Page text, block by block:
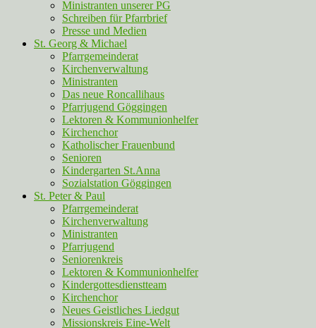
Ministranten unserer PG
Schreiben für Pfarrbrief
Presse und Medien
St. Georg & Michael
Pfarrgemeinderat
Kirchenverwaltung
Ministranten
Das neue Roncallihaus
Pfarrjugend Göggingen
Lektoren & Kommunionhelfer
Kirchenchor
Katholischer Frauenbund
Senioren
Kindergarten St.Anna
Sozialstation Göggingen
St. Peter & Paul
Pfarrgemeinderat
Kirchenverwaltung
Ministranten
Pfarrjugend
Seniorenkreis
Lektoren & Kommunionhelfer
Kindergottesdienstteam
Kirchenchor
Neues Geistliches Liedgut
Missionskreis Eine-Welt